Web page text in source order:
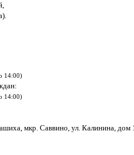
14:00)
14:00)
мкр. Саввино, ул. Калинина,